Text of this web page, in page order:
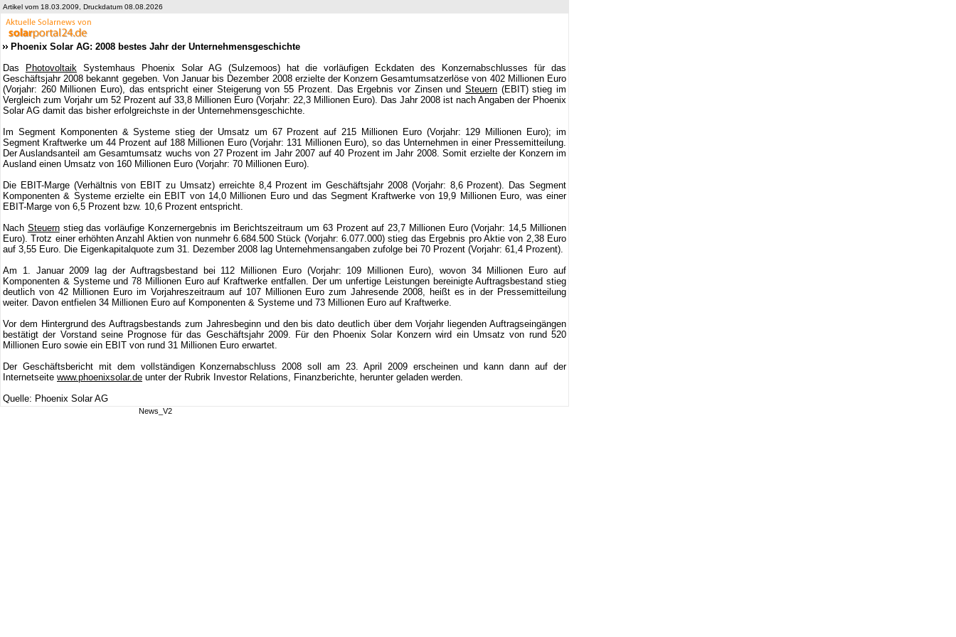
Artikel vom 18.03.2009, Druckdatum 08.08.2026
Phoenix Solar AG: 2008 bestes Jahr der Unternehmensgeschichte
Das
PhotovoltaikSystemhaus Phoenix Solar AG (Sulzemoos) hat die vorläufigen Eckdaten des Konzernabschlusses für das
Geschäftsjahr 2008 bekannt gegeben. Von Januar bis Dezember 2008 erzielte der Konzern Gesamtumsatzerlöse von 402 Millionen Euro
(Vorjahr: 260 Millionen Euro), das entspricht einer Steigerung von 55 Prozent. Das Ergebnis vor Zinsen und Steuern(EBIT) stieg im
Vergleich zum Vorjahr um 52 Prozent auf 33,8 Millionen Euro (Vorjahr: 22,3 Millionen Euro). Das Jahr 2008 ist nach Angaben der Phoenix
Solar AG damit das bisher erfolgreichste in der Unternehmensgeschichte.
Im Segment Komponenten & Systeme stieg der Umsatz um 67 Prozent auf 215 Millionen Euro (Vorjahr: 129 Millionen Euro); im
Segment Kraftwerke um 44 Prozent auf 188 Millionen Euro (Vorjahr: 131 Millionen Euro), so das Unternehmen in einer Pressemitteilung.
Der Auslandsanteil am Gesamtumsatz wuchs von 27 Prozent im Jahr 2007 auf 40 Prozent im Jahr 2008. Somit erzielte der Konzern im
Ausland einen Umsatz von 160 Millionen Euro (Vorjahr: 70 Millionen Euro).
Die EBIT-Marge (Verhältnis von EBIT zu Umsatz) erreichte 8,4 Prozent im Geschäftsjahr 2008 (Vorjahr: 8,6 Prozent). Das Segment
Komponenten & Systeme erzielte ein EBIT von 14,0 Millionen Euro und das Segment Kraftwerke von 19,9 Millionen Euro, was einer
EBIT-Marge von 6,5 Prozent bzw. 10,6 Prozent entspricht.
Nach Steuernstieg das vorläufige Konzernergebnis im Berichtszeitraum um 63 Prozent auf 23,7 Millionen Euro (Vorjahr: 14,5 Millionen
Euro). Trotz einer erhöhten Anzahl Aktien von nunmehr 6.684.500 Stück (Vorjahr: 6.077.000) stieg das Ergebnis pro Aktie von 2,38 Euro
auf 3,55 Euro. Die Eigenkapitalquote zum 31. Dezember 2008 lag Unternehmensangaben zufolge bei 70 Prozent (Vorjahr: 61,4 Prozent).
Am 1. Januar 2009 lag der Auftragsbestand bei 112 Millionen Euro (Vorjahr: 109 Millionen Euro), wovon 34 Millionen Euro auf
Komponenten & Systeme und 78 Millionen Euro auf Kraftwerke entfallen. Der um unfertige Leistungen bereinigte Auftragsbestand stieg
deutlich von 42 Millionen Euro im Vorjahreszeitraum auf 107 Millionen Euro zum Jahresende 2008, heißt es in der Pressemitteilung
weiter. Davon entfielen 34 Millionen Euro auf Komponenten & Systeme und 73 Millionen Euro auf Kraftwerke.
Vor dem Hintergrund des Auftragsbestands zum Jahresbeginn und den bis dato deutlich über dem Vorjahr liegenden Auftragseingängen
bestätigt der Vorstand seine Prognose für das Geschäftsjahr 2009. Für den Phoenix Solar Konzern wird ein Umsatz von rund 520
Millionen Euro sowie ein EBIT von rund 31 Millionen Euro erwartet.
Der Geschäftsbericht mit dem vollständigen Konzernabschluss 2008 soll am 23. April 2009 erscheinen und kann dann auf der
Internetseite www.phoenixsolar.de unter der Rubrik Investor Relations, Finanzberichte, herunter geladen werden.
Quelle: Phoenix Solar AG
News_V2